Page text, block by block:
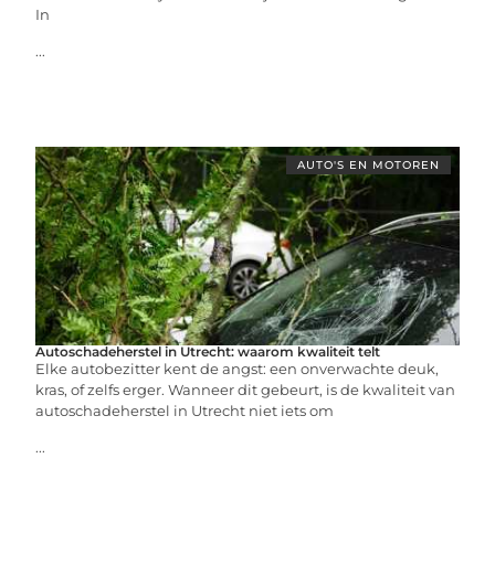
In
...
AUTO'S EN MOTOREN
Autoschadeherstel in Utrecht: waarom kwaliteit telt
Elke autobezitter kent de angst: een onverwachte deuk,
kras, of zelfs erger. Wanneer dit gebeurt, is de kwaliteit van
autoschadeherstel in Utrecht niet iets om
...